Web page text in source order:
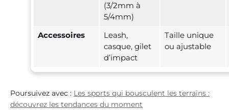
(3/2mm à
5/4mm)
Accessoires
Leash,
casque, gilet
d’impact
Taille unique
ou ajustable
Poursuivez avec : Les sports qui bousculent les terrains :
découvrez les tendances du moment